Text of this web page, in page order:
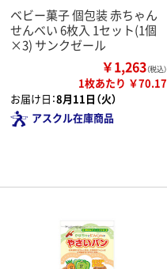
ベビー菓子 個包装 赤ちゃん
せんべい 6枚入 1セット(1個
×3) サンクゼール
￥1,263（税込）
1枚あたり ￥70.17
お届け日：8月11日（火）
アスクル在庫商品